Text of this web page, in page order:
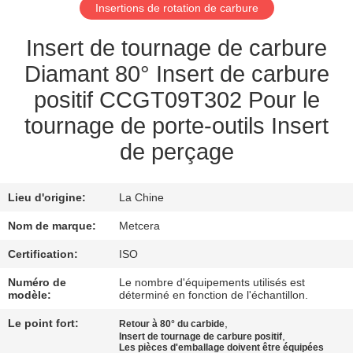
L'USINE
CATALOGUE
NOUS
CONTACTER
NOUVELLES
DEMANDEZ
UN DEVIS
PLAN
Insertions de rotation de carbure
Insert de tournage de carbure
Diamant 80° Insert de carbure
positif CCGT09T302 Pour le
tournage de porte-outils Insert
de perçage
Lieu d'origine: La Chine
Nom de marque: Metcera
Certification: ISO
Numéro de
modèle:
Le nombre d'équipements utilisés est
déterminé en fonction de l'échantillon.
Le point fort: Retour à 80° du carbide,
Insert de tournage de carbure positif,
Les pièces d'emballage doivent être équipées